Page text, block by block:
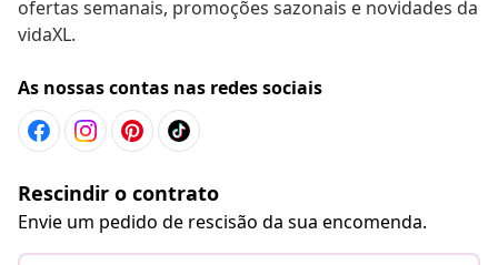
ofertas semanais, promoções sazonais e novidades da
vidaXL.
As nossas contas nas redes sociais
Rescindir o contrato
Envie um pedido de rescisão da sua encomenda.